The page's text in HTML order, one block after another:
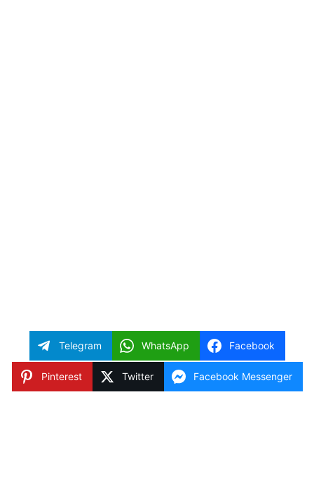
Telegram WhatsApp Facebook
Pinterest Twitter Facebook Messenger